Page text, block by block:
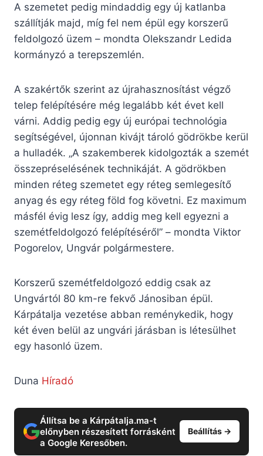
A szemetet pedig mindaddig egy új katlanba
szállítják majd, míg fel nem épül egy korszerű
feldolgozó üzem – mondta Olekszandr Ledida
kormányzó a terepszemlén.
A szakértők szerint az újrahasznosítást végző
telep felépítésére még legalább két évet kell
várni. Addig pedig egy új európai technológia
segítségével, újonnan kivájt tároló gödrökbe kerül
a hulladék. „A szakemberek kidolgozták a szemét
összepréselésének technikáját. A gödrökben
minden réteg szemetet egy réteg semlegesítő
anyag és egy réteg föld fog követni. Ez maximum
másfél évig lesz így, addig meg kell egyezni a
szemétfeldolgozó felépítéséről” – mondta Viktor
Pogorelov, Ungvár polgármestere.
Korszerű szemétfeldolgozó eddig csak az
Ungvártól 80 km-re fekvő Jánosiban épül.
Kárpátalja vezetése abban reménykedik, hogy
két éven belül az ungvári járásban is létesülhet
egy hasonló üzem.
Duna Híradó
Állítsa be a Kárpátalja.ma-t
előnyben részesített forrásként
a Google Keresőben.
Beállítás →